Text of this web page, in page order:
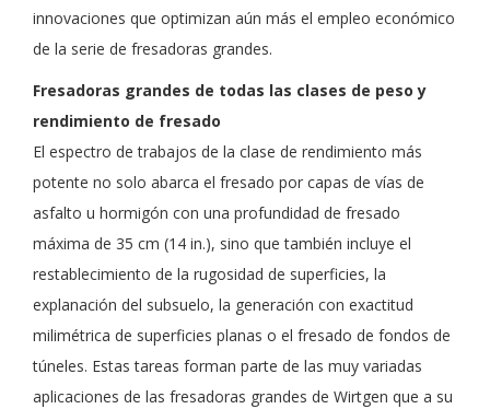
innovaciones que optimizan aún más el empleo económico
de la serie de fresadoras grandes.
Fresadoras grandes de todas las clases de peso y
rendimiento de fresado
El espectro de trabajos de la clase de rendimiento más
potente no solo abarca el fresado por capas de vías de
asfalto u hormigón con una profundidad de fresado
máxima de 35 cm (14 in.), sino que también incluye el
restablecimiento de la rugosidad de superficies, la
explanación del subsuelo, la generación con exactitud
milimétrica de superficies planas o el fresado de fondos de
túneles. Estas tareas forman parte de las muy variadas
aplicaciones de las fresadoras grandes de Wirtgen que a su